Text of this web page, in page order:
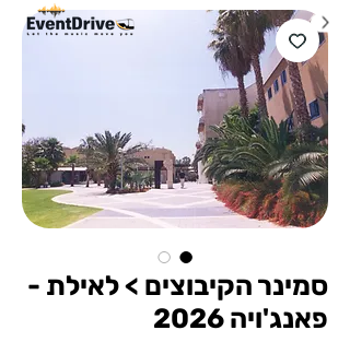
סמינר הקיבוצים > לאילת -
פאנג'ויה 2026